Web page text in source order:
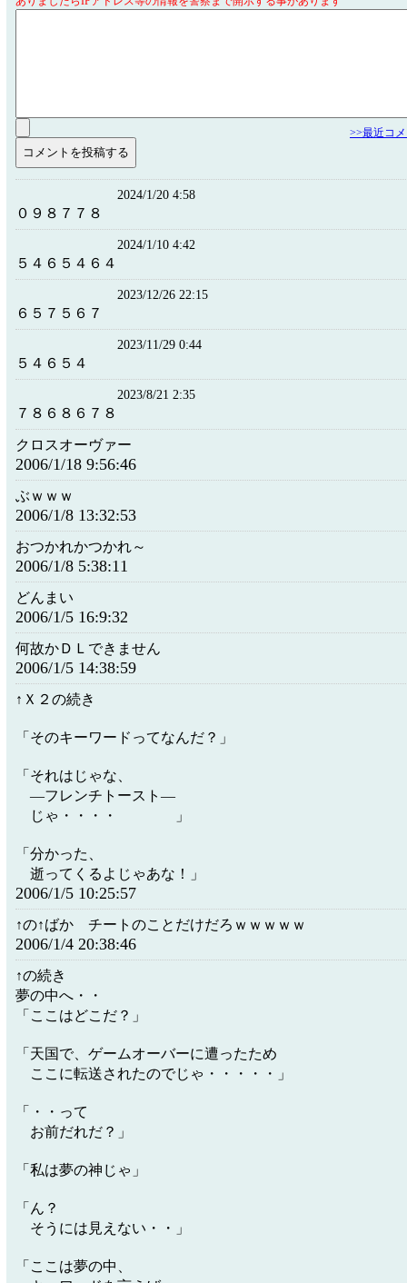
>>最近コ
2024/1/20 4:58
０９８７７８
2024/1/10 4:42
５４６５４６４
2023/12/26 22:15
６５７５６７
2023/11/29 0:44
５４６５４
2023/8/21 2:35
７８６８６７８
クロスオーヴァー
2006/1/18 9:56:46
ぶｗｗｗ
2006/1/8 13:32:53
おつかれかつかれ～
2006/1/8 5:38:11
どんまい
2006/1/5 16:9:32
何故かＤＬできません
2006/1/5 14:38:59
↑Ｘ２の続き
「そのキーワードってなんだ？」
「それはじゃな、
―フレンチトースト―
じゃ・・・・ 」
「分かった、
逝ってくるよじゃあな！」
2006/1/5 10:25:57
↑の↑ばか チートのことだけだろｗｗｗｗｗ
2006/1/4 20:38:46
↑の続き
夢の中へ・・
「ここはどこだ？」
「天国で、ゲームオーバーに遭ったため
ここに転送されたのでじゃ・・・・・」
「・・って
お前だれだ？」
「私は夢の神じゃ」
「ん？
そうには見えない・・」
「ここは夢の中、